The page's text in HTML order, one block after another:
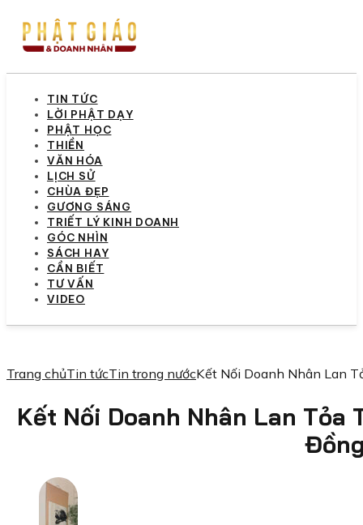
TIN TỨC
LỜI PHẬT DẠY
PHẬT HỌC
THIỀN
VĂN HÓA
LỊCH SỬ
CHÙA ĐẸP
GƯƠNG SÁNG
TRIẾT LÝ KINH DOANH
GÓC NHÌN
SÁCH HAY
CẦN BIẾT
TƯ VẤN
VIDEO
Trang chủTin tứcTin trong nướcKết Nối Doanh Nhân Lan
Kết Nối Doanh Nhân Lan Tỏa